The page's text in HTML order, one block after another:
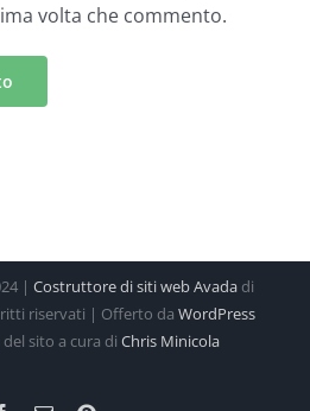
volta che commento.
| Costruttore di siti web Avada di
riservati | Offerto da WordPress
sito a cura di Chris Minicola